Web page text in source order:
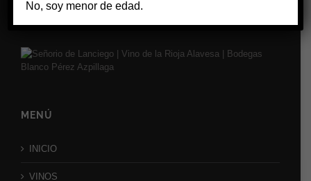
MENÚ
INICIO
VINOS
No, soy menor de edad.